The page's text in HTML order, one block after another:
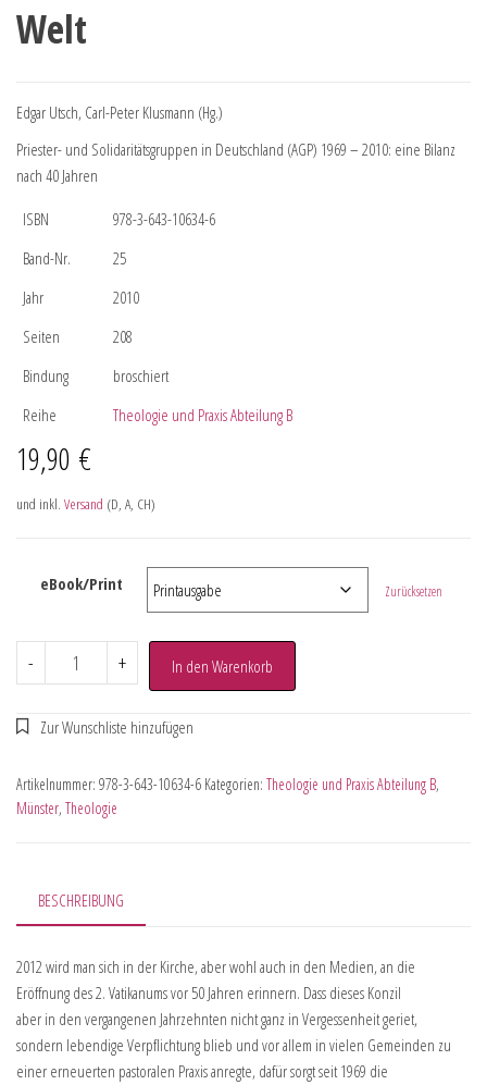
Welt
Edgar Utsch, Carl-Peter Klusmann (Hg.)
Priester- und Solidaritätsgruppen in Deutschland (AGP) 1969 – 2010: eine Bilanz
nach 40 Jahren
ISBN
978-3-643-10634-6
Band-Nr.
25
Jahr
2010
Seiten
208
Bindung
broschiert
Reihe
Theologie und Praxis Abteilung B
19,90 €
und inkl. Versand (D, A, CH)
eBook/Print Zurücksetzen
- + In den Warenkorb
Artikelnummer: 978-3-643-10634-6 Kategorien: Theologie und Praxis Abteilung B,
Münster, Theologie
BESCHREIBUNG
2012 wird man sich in der Kirche, aber wohl auch in den Medien, an die
Eröffnung des 2. Vatikanums vor 50 Jahren erinnern. Dass dieses Konzil
aber in den vergangenen Jahrzehnten nicht ganz in Vergessenheit geriet,
sondern lebendige Verpflichtung blieb und vor allem in vielen Gemeinden zu
einer erneuerten pastoralen Praxis anregte, dafür sorgt seit 1969 die